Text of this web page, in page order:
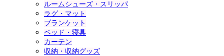
ルームシューズ・スリッパ
ラグ・マット
ブランケット
ベッド・寝具
カーテン
収納・収納グッズ